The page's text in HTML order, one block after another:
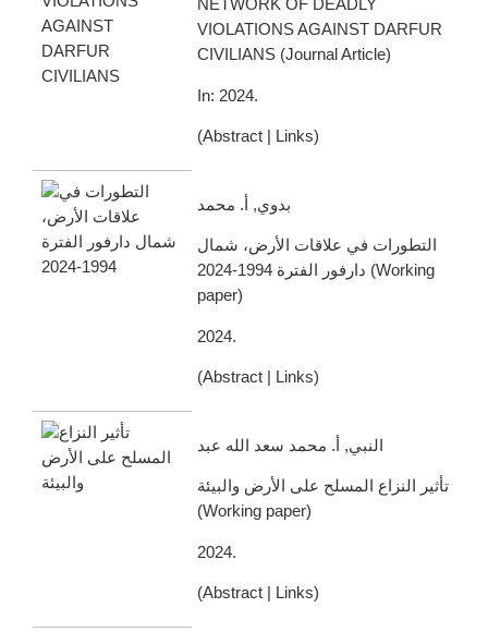
NETWORK OF DEADLY
VIOLATIONS AGAINST DARFUR
CIVILIANS (Journal Article)
In: 2024.
(Abstract Links)
بدوي, أ. محمد
التطورات في علاقات الأرض، شمال
دارفور الفترة 1994-2024 (Working
paper)
2024.
(Abstract Links)
النبي, أ. محمد سعد الله عبد
تأثير النزاع المسلح على الأرض والبيئة
(Working paper)
2024.
(Abstract Links)